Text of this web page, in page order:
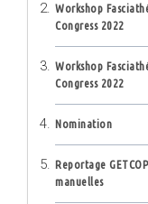
Workshop
Congress 2022
Workshop
Congress 2022
Nomination
Reportage
manuelles